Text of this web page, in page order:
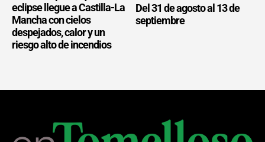
eclipse llegue a Castilla-La
Mancha con cielos
despejados, calor y un
riesgo alto de incendios
Del 31 de agosto al 13 de
septiembre